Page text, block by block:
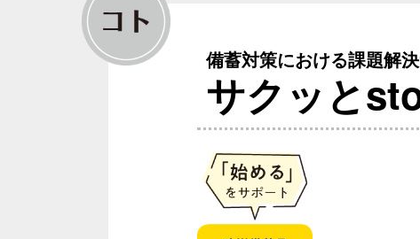
備蓄対策における課題解
サクッと